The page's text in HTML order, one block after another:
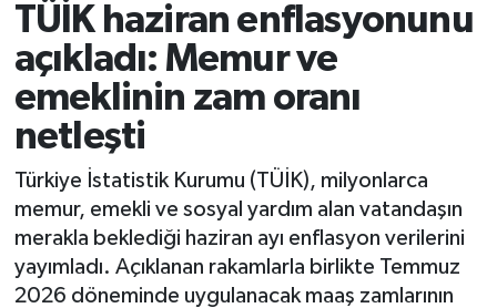
TÜİK haziran enflasyonunu
açıkladı: Memur ve
emeklinin zam oranı
netleşti
Türkiye İstatistik Kurumu (TÜİK), milyonlarca
memur, emekli ve sosyal yardım alan vatandaşın
merakla beklediği haziran ayı enflasyon verilerini
yayımladı. Açıklanan rakamlarla birlikte Temmuz
2026 döneminde uygulanacak maaş zamlarının
Süper Lig Puan Durumu ve Fikstür
Tüm Manşetler
Son Dakika Haberleri
Haber Arşivi